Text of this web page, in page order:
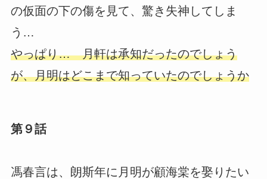
の仮面の下の傷を見て、驚き失神してしま
う…
やっぱり… 月軒は承知だったのでしょう
が、月明はどこまで知っていたのでしょうか
第９話
馮春言は、朗斯年に月明が顧海棠を娶りたい